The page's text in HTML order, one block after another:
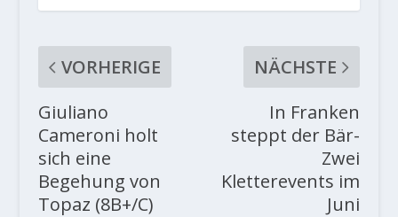
VORHERIGE
Giuliano
Cameroni holt
sich eine
Begehung von
Topaz (8B+/C)
NÄCHSTE
In Franken
steppt der Bär-
Zwei
Kletterevents im
Juni